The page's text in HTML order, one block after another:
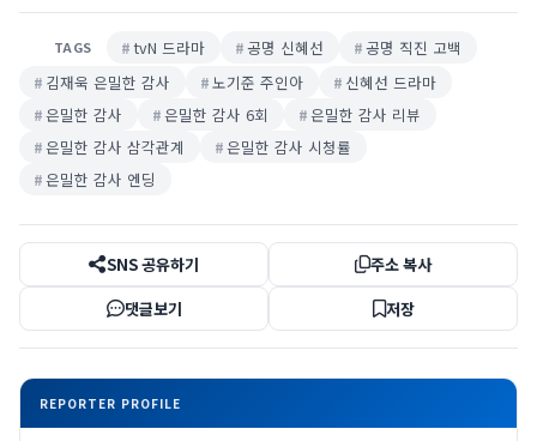
TAGS tvN 드라마 공명 신혜선
공명 직진 고백
김재욱 은밀한 감사
노기준 주인아
신혜선 드라마
은밀한 감사
은밀한 감사 6회
은밀한 감사 리뷰
은밀한 감사 삼각관계
은밀한 감사 시청률
은밀한 감사 엔딩
SNS 공유하기
주소 복사
댓글보기
저장
REPORTER PROFILE